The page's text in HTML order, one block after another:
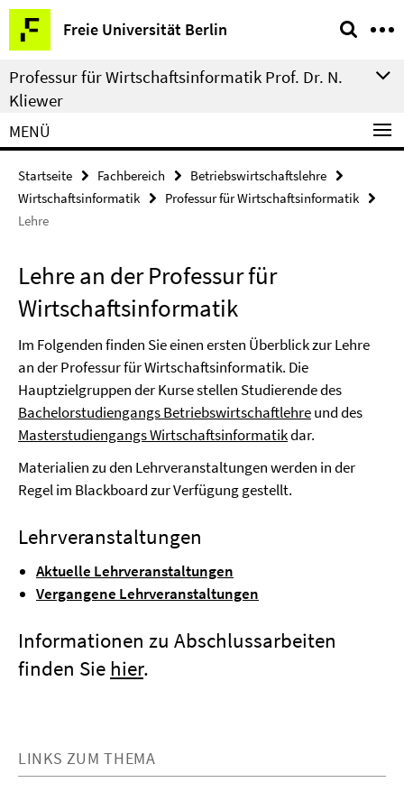
Springe
direkt
zu
Inhalt
Freie Universität Berlin
Service-
Navigation
Professur für Wirtschaftsinformatik Prof. Dr. N.
Kliewer
MENÜ
Startseite Fachbereich
Betriebswirtschaftslehre
Wirtschaftsinformatik
Professur für Wirtschaftsinformatik
Lehre
Lehre an der Professur für
Wirtschaftsinformatik
Im Folgenden finden Sie einen ersten Überblick zur Lehre
an der Professur für Wirtschaftsinformatik. Die
Hauptzielgruppen der Kurse stellen Studierende des
Bachelorstudiengangs Betriebswirtschaftlehreund des
Masterstudiengangs Wirtschaftsinformatikdar.
Materialien zu den Lehrveranstaltungen werden in der
Regel im Blackboard zur Verfügung gestellt.
Lehrveranstaltungen
Aktuelle Lehrveranstaltungen
Vergangene Lehrveranstaltungen
Informationen zu Abschlussarbeiten
finden Sie hier.
LINKS ZUM THEMA